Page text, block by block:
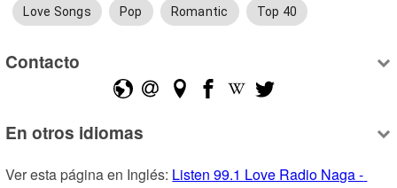
Love Songs Pop Romantic Top 40
Contacto
En otros idiomas
Ver esta página en Inglés: Listen 99.1 Love Radio Naga -